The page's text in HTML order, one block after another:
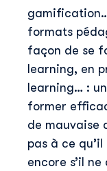
formats
façon de se
learning, en
learning… :
former
de mauvaise
pas à ce
encore s’il